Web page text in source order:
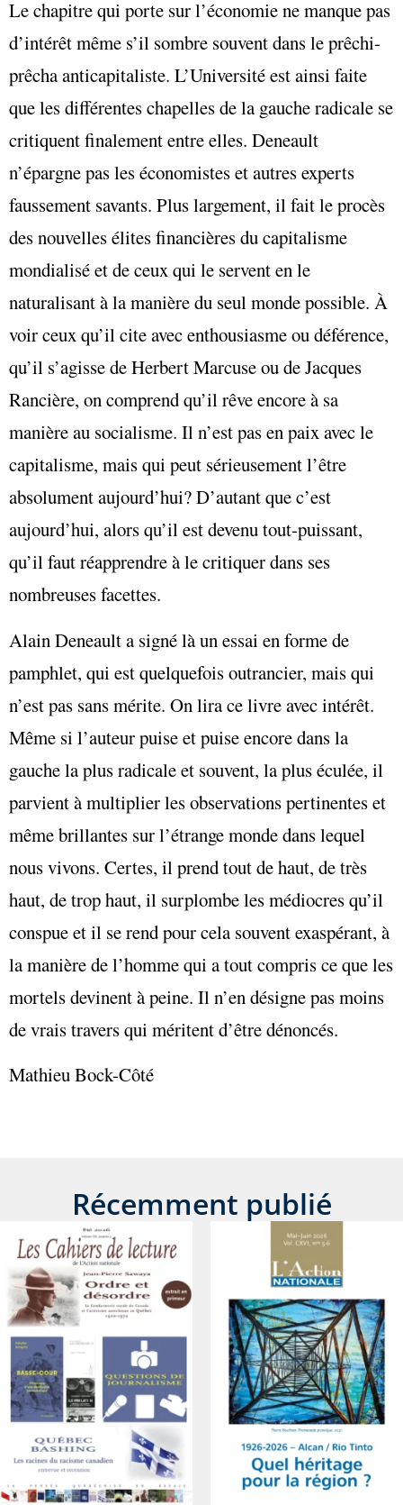
Le chapitre qui porte sur l’économie ne manque pas
d’intérêt même s’il sombre souvent dans le prêchi-
prêcha anticapitaliste. L’Université est ainsi faite
que les différentes chapelles de la gauche radicale se
critiquent finalement entre elles. Deneault
n’épargne pas les économistes et autres experts
faussement savants. Plus largement, il fait le procès
des nouvelles élites financières du capitalisme
mondialiséet de ceux qui le servent en le
naturalisant à la manière du seul monde possible. À
voir ceux qu’il cite avec enthousiasme ou déférence,
qu’il s’agisse de Herbert Marcuse ou de Jacques
Rancière, on comprend qu’il rêve encore à sa
manière au socialisme. Il n’est pas en paix avec le
capitalisme, mais qui peut sérieusement l’être
absolument aujourd’hui? D’autant que c’est
aujourd’hui, alors qu’il est devenu tout-puissant,
qu’il faut réapprendre à le critiquer dans ses
nombreuses facettes.
Alain Deneault a signé là un essai en forme de
pamphlet, qui est quelquefois outrancier, mais qui
n’est pas sans mérite. On lira ce livre avec intérêt.
Même si l’auteur puise et puise encore dans la
gauche la plus radicale et souvent, la plus éculée, il
parvient à multiplier les observations pertinentes et
même brillantes sur l’étrange monde dans lequel
nous vivons. Certes, il prend tout de haut, de très
haut, de trop haut, il surplombe les médiocres qu’il
conspue et il se rend pour cela souvent exaspérant, à
la manière de l’homme qui a tout compris ce que les
mortels devinent à peine. Il n’en désigne pas moins
de vrais travers qui méritent d’être dénoncés.
Mathieu Bock-Côté
Récemment publié